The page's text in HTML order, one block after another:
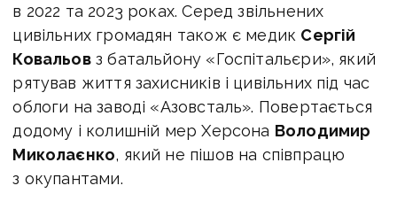
в 2022 та 2023 роках. Серед звільнених
цивільних громадян також є медик Сергій
Ковальовз батальйону «Госпітальєри», який
рятував життя захисників і цивільних під час
облоги на заводі «Азовсталь». Повертається
додому і колишній мер Херсона Володимир
Миколаєнко, який не пішов на співпрацю
з окупантами.